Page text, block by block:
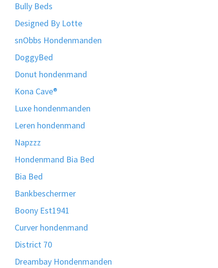
Bully Beds
Designed By Lotte
snObbs Hondenmanden
DoggyBed
Donut hondenmand
Kona Cave®
Luxe hondenmanden
Leren hondenmand
Napzzz
Hondenmand Bia Bed
Bia Bed
Bankbeschermer
Boony Est1941
Curver hondenmand
District 70
Dreambay Hondenmanden